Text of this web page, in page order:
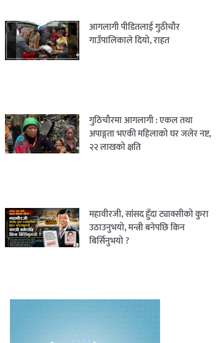
आगलागी पीडितलाई गुठीचौर
गाउँपालिकाले दियो, राहत
गुठिचौरमा आगलागी : एकल तथा
अपाङ्गता भएकी महिलाको घर जलेर नष्ट,
२२ लाखको क्षति
महावीरजी, सांसद हुँदा ट्याक्सीको कुरा
उठाउनुभयो, मन्त्री बनेपछि किन
बिर्सिनुभयो ?